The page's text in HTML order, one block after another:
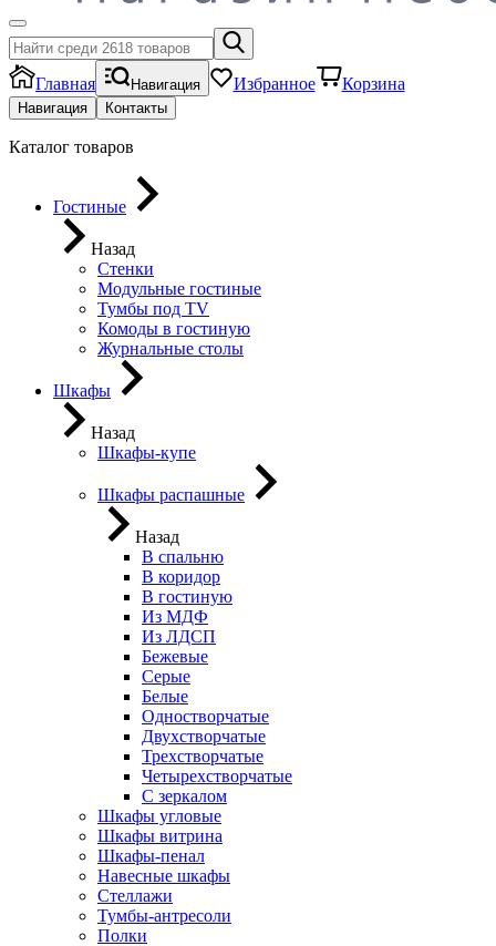
Главная Навигация Избранное Корзина
Навигация Контакты
Каталог товаров
Гостиные
Назад
Стенки
Модульные гостиные
Тумбы под ТV
Комоды в гостиную
Журнальные столы
Шкафы
Назад
Шкафы-купе
Шкафы распашные
Назад
В спальню
В коридор
В гостиную
Из МДФ
Из ЛДСП
Бежевые
Серые
Белые
Одностворчатые
Двухстворчатые
Трехстворчатые
Четырехстворчатые
С зеркалом
Шкафы угловые
Шкафы витрина
Шкафы-пенал
Навесные шкафы
Стеллажи
Тумбы-антресоли
Полки